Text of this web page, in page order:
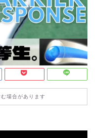
場合があります